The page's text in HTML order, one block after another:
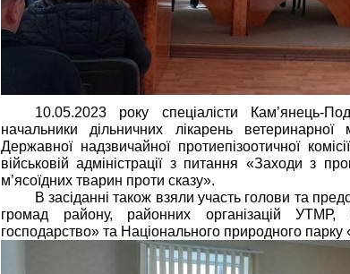
10.05.2023 року спеціалісти Кам’янець-
начальники дільничних лікарень
Державної надзвичайної протиепізоотичної
військовій адміністрації з питання «Заходи з
м’ясоїдних тварин проти сказу».
В засіданні також взяли участь голови та
громад району, районних організацій УТМР,
господарство» та Національного природного парку